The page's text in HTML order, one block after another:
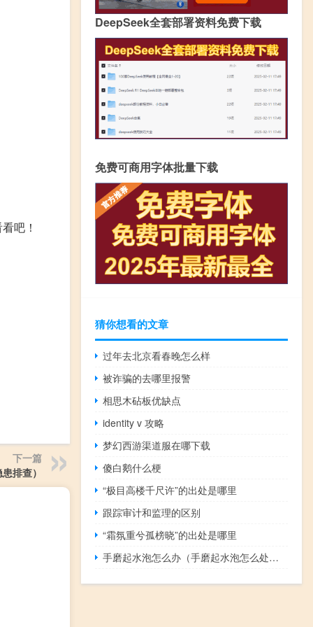
吧！
下一篇
排查）
DeepSeek全套部署资料免费下载
免费可商用字体批量下载
猜你想看的文章
过年去北京看春晚怎么样
被诈骗的去哪里报警
相思木砧板优缺点
identity v 攻略
梦幻西游渠道服在哪下载
傻白鹅什么梗
“极目高楼千尺许”的出处是哪里
跟踪审计和监理的区别
“霜氛重兮孤榜晓”的出处是哪里
手磨起水泡怎么办（手磨起水泡怎么处理）